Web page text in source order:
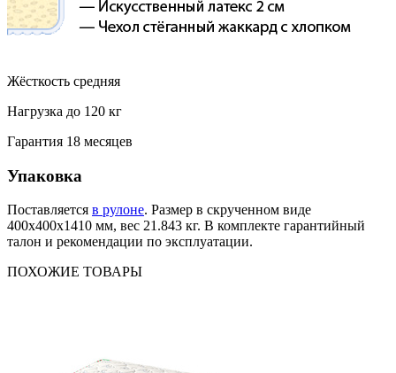
Жёсткость средняя
Нагрузка до 120 кг
Гарантия 18 месяцев
Упаковка
Поставляется в рулоне. Размер в скрученном виде
400х400х1410 мм, вес 21.843 кг. В комплекте гарантийный
талон и рекомендации по эксплуатации.
ПОХОЖИЕ ТОВАРЫ